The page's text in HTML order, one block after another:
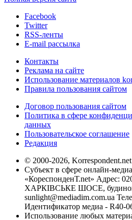
Facebook
Twitter
RSS-ленты
E-mail рассылка
Контакты
Реклама на сайте
Использование материалов
Правила пользования сайтом
Договор пользования сайтом
Политика в сфере
данных
Пользовательское соглашение
Редакция
© 2000-2026, Korrespondent.net
Субъект в сфере онлайн-
«КореспонденТ.net» Адрес:
ХАРКІВСЬКЕ ШОСЕ, будинок
sunlight@mediadim.com.ua
Идентификатор медиа - R40-
Использование любых